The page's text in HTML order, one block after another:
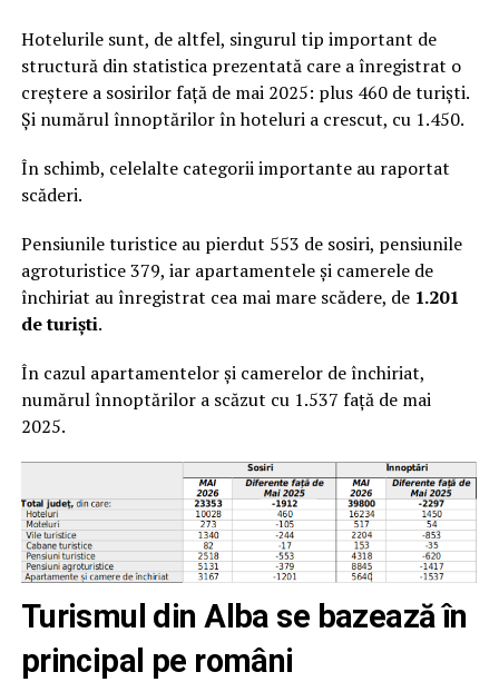
Hotelurile sunt, de altfel, singurul tip important de
structură din statistica prezentată care a înregistrat o
creștere a sosirilor față de mai 2025: plus 460 de turiști.
Și numărul înnoptărilor în hoteluri a crescut, cu 1.450.
În schimb, celelalte categorii importante au raportat
scăderi.
Pensiunile turistice au pierdut 553 de sosiri, pensiunile
agroturistice 379, iar apartamentele și camerele de
închiriat au înregistrat cea mai mare scădere, de 1.201
de turiști.
În cazul apartamentelor și camerelor de închiriat,
numărul înnoptărilor a scăzut cu 1.537 față de mai
2025.
Turismul din Alba se bazează în
principal pe români